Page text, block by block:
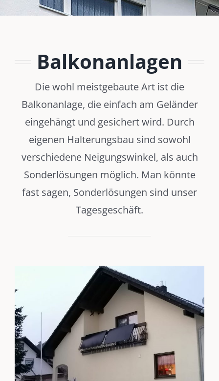
Balkonanlagen
Die wohl meistgebaute Art ist die
Balkonanlage, die einfach am Geländer
eingehängt und gesichert wird. Durch
eigenen Halterungsbau sind sowohl
verschiedene Neigungswinkel, als auch
Sonderlösungen möglich. Man könnte
fast sagen, Sonderlösungen sind unser
Tagesgeschäft.